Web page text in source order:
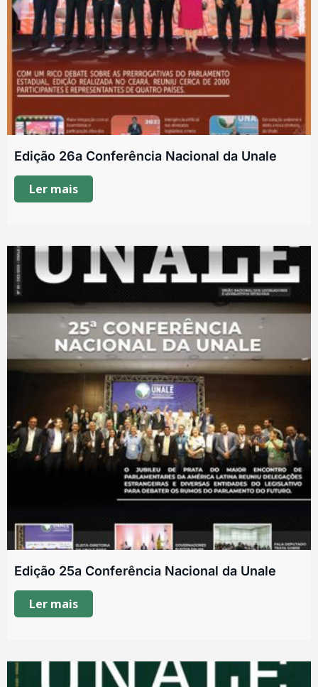
Edição 26a Conferência Nacional da Unale
Ler mais
Edição 25a Conferência Nacional da Unale
Ler mais